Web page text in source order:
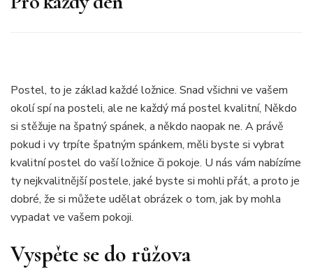
Postel, to je základ každé ložnice. Snad všichni ve vašem
okolí spí na posteli, ale ne každý má postel kvalitní, Někdo
si stěžuje na špatný spánek, a někdo naopak ne. A právě
pokud i vy trpíte špatným spánkem, měli byste si vybrat
kvalitní postel do vaší ložnice či pokoje. U nás vám nabízíme
ty nejkvalitnějšípostele, jaké byste si mohli přát, a proto je
dobré, že si můžete udělat obrázek o tom, jak by mohla
vypadat ve vašem pokoji.
Vyspěte se do růžova